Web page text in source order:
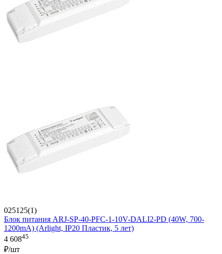
025125(1)
Блок питания ARJ-SP-40-PFC-1-10V-DALI2-PD (40W, 700-
1200mA) (Arlight, IP20 Пластик, 5 лет)
4 60845
₽/шт